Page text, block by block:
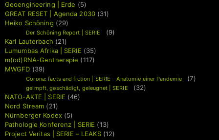
Geoengineering | Erde (5)
GREAT RESET | Agenda 2030(31)
Heiko Schöning (29)
Der Schöning Report | SERIE
(9)
Karl Lauterbach (21)
Lumumbas Afrika | SERIE (35)
m(od)RNA-Gentherapie (117)
MWGFD (39)
Corona: facts and fiction | SERIE – Anatomie einer Pandemie (7)
geimpft, geschädigt, geleugnet | SERIE
(32)
NATO-AKTE | SERIE (46)
Nord Stream (21)
Nürnberger Kodex(5)
Pathologie Konferenz | SERIE (13)
Project Veritas | SERIE – LEAKS(12)